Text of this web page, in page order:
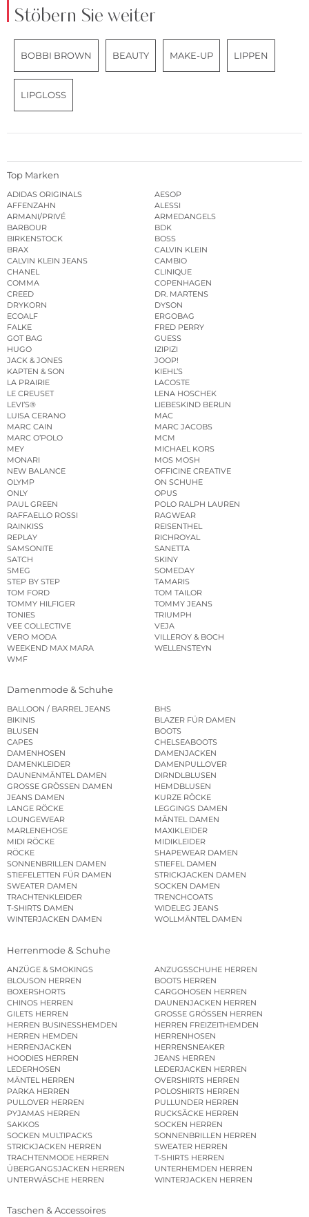
Stöbern Sie weiter
BOBBI BROWN BEAUTY MAKE-UP LIPPEN
LIPGLOSS
Top Marken
ADIDAS ORIGINALS
AESOP
AFFENZAHN
ALESSI
ARMANI/PRIVÉ
ARMEDANGELS
BARBOUR
BDK
BIRKENSTOCK
BOSS
BRAX
CALVIN KLEIN
CALVIN KLEIN JEANS
CAMBIO
CHANEL
CLINIQUE
COMMA
COPENHAGEN
CREED
DR. MARTENS
DRYKORN
DYSON
ECOALF
ERGOBAG
FALKE
FRED PERRY
GOT BAG
GUESS
HUGO
IZIPIZI
JACK & JONES
JOOP!
KAPTEN & SON
KIEHL’S
LA PRAIRIE
LACOSTE
LE CREUSET
LENA HOSCHEK
LEVI’S®
LIEBESKIND BERLIN
LUISA CERANO
MAC
MARC CAIN
MARC JACOBS
MARC O’POLO
MCM
MEY
MICHAEL KORS
MONARI
MOS MOSH
NEW BALANCE
OFFICINE CREATIVE
OLYMP
ON SCHUHE
ONLY
OPUS
PAUL GREEN
POLO RALPH LAUREN
RAFFAELLO ROSSI
RAGWEAR
RAINKISS
REISENTHEL
REPLAY
RICHROYAL
SAMSONITE
SANETTA
SATCH
SKINY
SMEG
SOMEDAY
STEP BY STEP
TAMARIS
TOM FORD
TOM TAILOR
TOMMY HILFIGER
TOMMY JEANS
TONIES
TRIUMPH
VEE COLLECTIVE
VEJA
VERO MODA
VILLEROY & BOCH
WEEKEND MAX MARA
WELLENSTEYN
WMF
Damenmode & Schuhe
BALLOON / BARREL JEANS
BHS
BIKINIS
BLAZER FÜR DAMEN
BLUSEN
BOOTS
CAPES
CHELSEABOOTS
DAMENHOSEN
DAMENJACKEN
DAMENKLEIDER
DAMENPULLOVER
DAUNENMÄNTEL DAMEN
DIRNDLBLUSEN
GROSSE GRÖSSEN DAMEN
HEMDBLUSEN
JEANS DAMEN
KURZE RÖCKE
LANGE RÖCKE
LEGGINGS DAMEN
LOUNGEWEAR
MÄNTEL DAMEN
MARLENEHOSE
MAXIKLEIDER
MIDI RÖCKE
MIDIKLEIDER
RÖCKE
SHAPEWEAR DAMEN
SONNENBRILLEN DAMEN
STIEFEL DAMEN
STIEFELETTEN FÜR DAMEN
STRICKJACKEN DAMEN
SWEATER DAMEN
SOCKEN DAMEN
TRACHTENKLEIDER
TRENCHCOATS
T-SHIRTS DAMEN
WIDELEG JEANS
WINTERJACKEN DAMEN
WOLLMÄNTEL DAMEN
Herrenmode & Schuhe
ANZÜGE & SMOKINGS
ANZUGSSCHUHE HERREN
BLOUSON HERREN
BOOTS HERREN
BOXERSHORTS
CARGOHOSEN HERREN
CHINOS HERREN
DAUNENJACKEN HERREN
GILETS HERREN
GROSSE GRÖSSEN HERREN
HERREN BUSINESSHEMDEN
HERREN FREIZEITHEMDEN
HERREN HEMDEN
HERRENHOSEN
HERRENJACKEN
HERRENSNEAKER
HOODIES HERREN
JEANS HERREN
LEDERHOSEN
LEDERJACKEN HERREN
MÄNTEL HERREN
OVERSHIRTS HERREN
PARKA HERREN
POLOSHIRTS HERREN
PULLOVER HERREN
PULLUNDER HERREN
PYJAMAS HERREN
RUCKSÄCKE HERREN
SAKKOS
SOCKEN HERREN
SOCKEN MULTIPACKS
SONNENBRILLEN HERREN
STRICKJACKEN HERREN
SWEATER HERREN
TRACHTENMODE HERREN
T-SHIRTS HERREN
ÜBERGANGSJACKEN HERREN
UNTERHEMDEN HERREN
UNTERWÄSCHE HERREN
WINTERJACKEN HERREN
Taschen & Accessoires